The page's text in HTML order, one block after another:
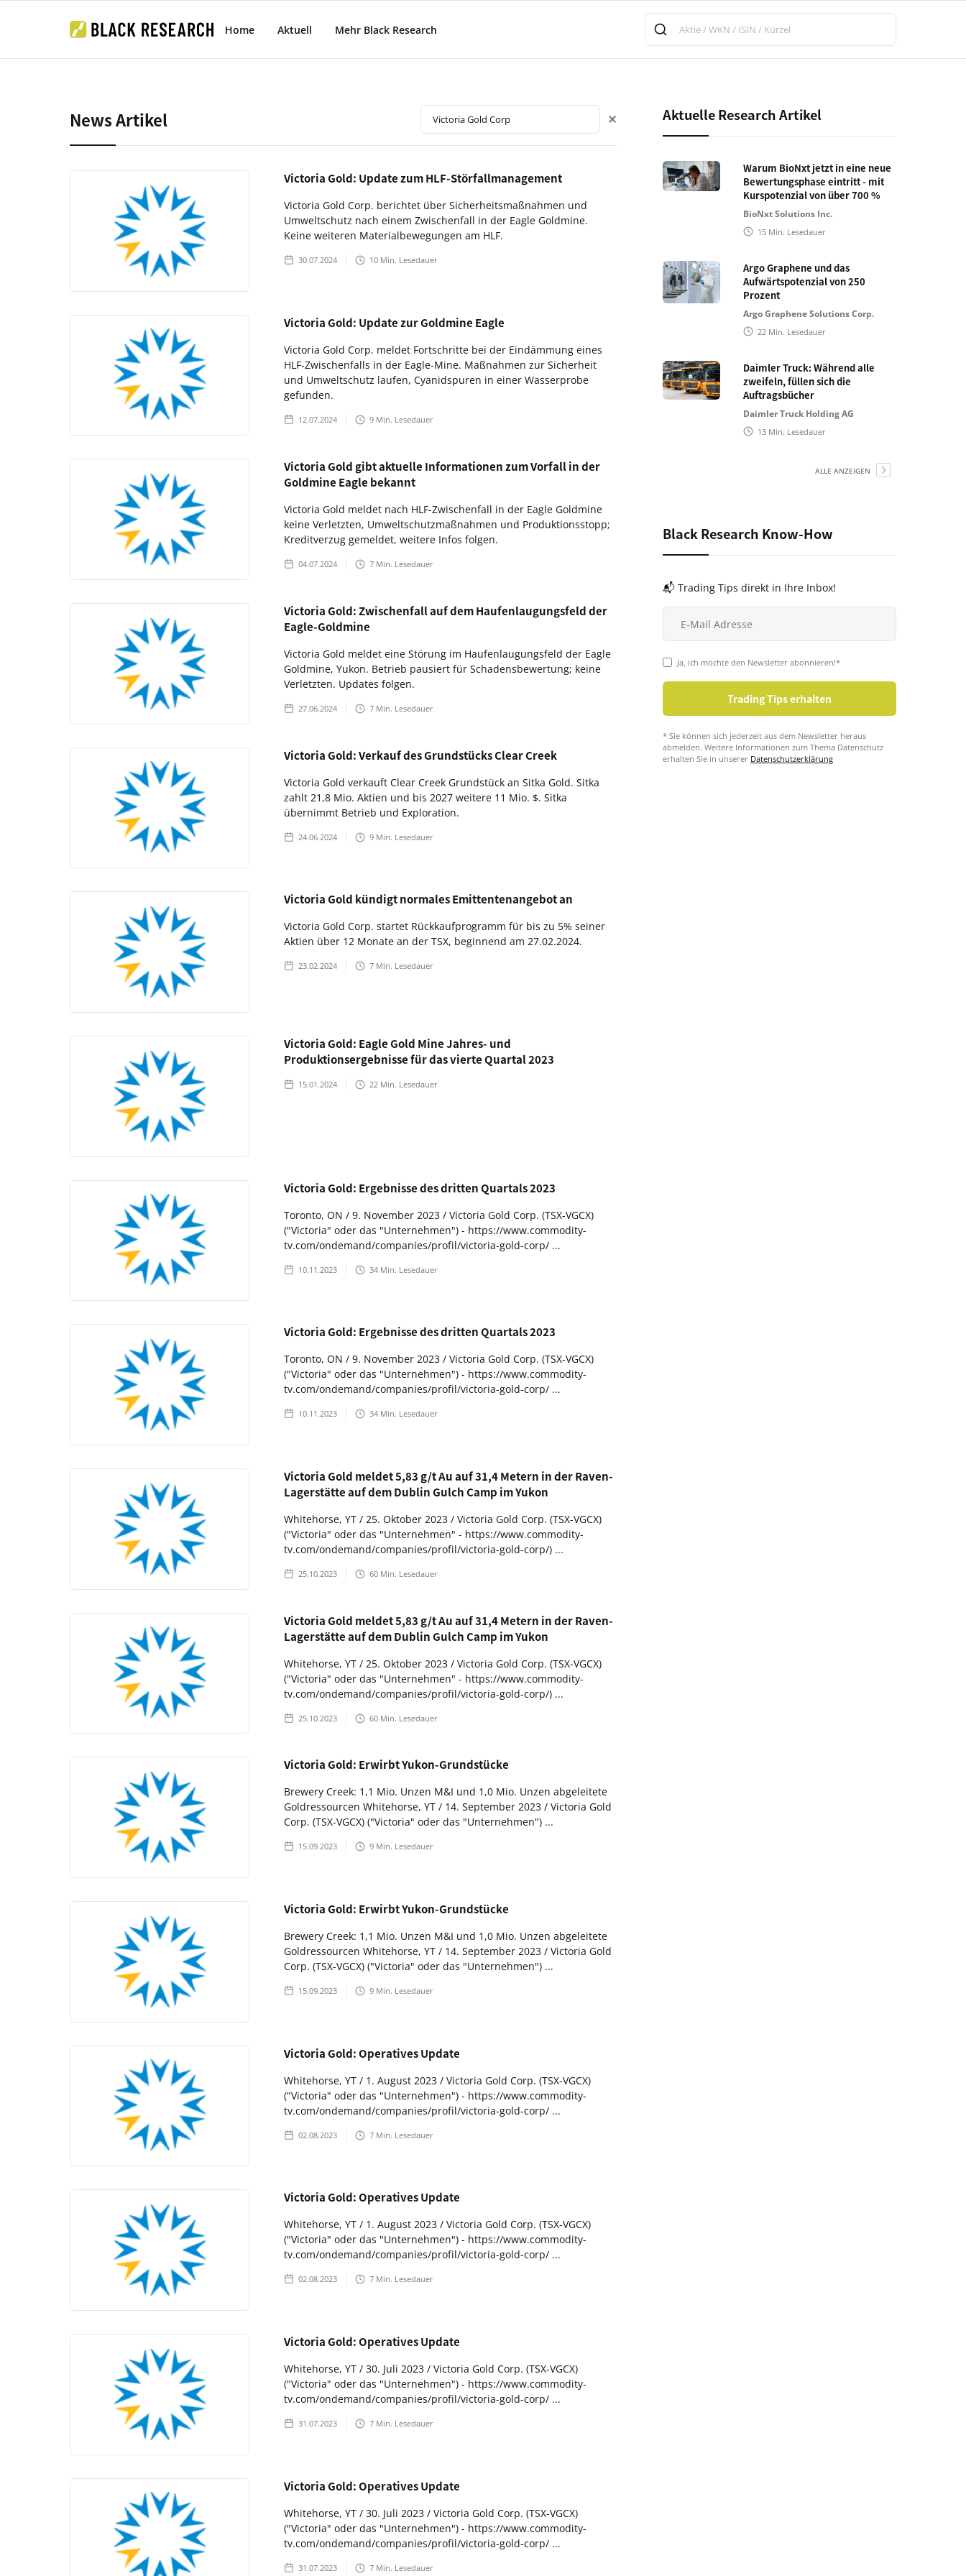
Home Aktuell Mehr Black Research
News Artikel ✕
Victoria Gold: Update zum HLF-Störfallmanagement
Victoria Gold Corp. berichtet über Sicherheitsmaßnahmen und
Umweltschutz nach einem Zwischenfall in der Eagle Goldmine.
Keine weiteren Materialbewegungen am HLF.
30.07.2024 10 Min. Lesedauer
Victoria Gold: Update zur Goldmine Eagle
Victoria Gold Corp. meldet Fortschritte bei der Eindämmung eines
HLF-Zwischenfalls in der Eagle-Mine. Maßnahmen zur Sicherheit
und Umweltschutz laufen, Cyanidspuren in einer Wasserprobe
gefunden.
12.07.2024 9 Min. Lesedauer
Victoria Gold gibt aktuelle Informationen zum Vorfall in der
Goldmine Eagle bekannt
Victoria Gold meldet nach HLF-Zwischenfall in der Eagle Goldmine
keine Verletzten, Umweltschutzmaßnahmen und Produktionsstopp;
Kreditverzug gemeldet, weitere Infos folgen.
04.07.2024 7 Min. Lesedauer
Victoria Gold: Zwischenfall auf dem Haufenlaugungsfeld der
Eagle-Goldmine
Victoria Gold meldet eine Störung im Haufenlaugungsfeld der Eagle
Goldmine, Yukon. Betrieb pausiert für Schadensbewertung; keine
Verletzten. Updates folgen.
27.06.2024 7 Min. Lesedauer
Victoria Gold: Verkauf des Grundstücks Clear Creek
Victoria Gold verkauft Clear Creek Grundstück an Sitka Gold. Sitka
zahlt 21,8 Mio. Aktien und bis 2027 weitere 11 Mio. $. Sitka
übernimmt Betrieb und Exploration.
24.06.2024 9 Min. Lesedauer
Victoria Gold kündigt normales Emittentenangebot an
Victoria Gold Corp. startet Rückkaufprogramm für bis zu 5% seiner
Aktien über 12 Monate an der TSX, beginnend am 27.02.2024.
23.02.2024 7 Min. Lesedauer
Victoria Gold: Eagle Gold Mine Jahres- und
Produktionsergebnisse für das vierte Quartal 2023
15.01.2024 22 Min. Lesedauer
Victoria Gold: Ergebnisse des dritten Quartals 2023
Toronto, ON / 9. November 2023 / Victoria Gold Corp. (TSX-VGCX)
("Victoria" oder das "Unternehmen") - https://www.commodity-
tv.com/ondemand/companies/profil/victoria-gold-corp/ ...
10.11.2023 34 Min. Lesedauer
Victoria Gold: Ergebnisse des dritten Quartals 2023
Toronto, ON / 9. November 2023 / Victoria Gold Corp. (TSX-VGCX)
("Victoria" oder das "Unternehmen") - https://www.commodity-
tv.com/ondemand/companies/profil/victoria-gold-corp/ ...
10.11.2023 34 Min. Lesedauer
Victoria Gold meldet 5,83 g/t Au auf 31,4 Metern in der Raven-
Lagerstätte auf dem Dublin Gulch Camp im Yukon
Whitehorse, YT / 25. Oktober 2023 / Victoria Gold Corp. (TSX-VGCX)
("Victoria" oder das "Unternehmen" - https://www.commodity-
tv.com/ondemand/companies/profil/victoria-gold-corp/) ...
25.10.2023 60 Min. Lesedauer
Victoria Gold meldet 5,83 g/t Au auf 31,4 Metern in der Raven-
Lagerstätte auf dem Dublin Gulch Camp im Yukon
Whitehorse, YT / 25. Oktober 2023 / Victoria Gold Corp. (TSX-VGCX)
("Victoria" oder das "Unternehmen" - https://www.commodity-
tv.com/ondemand/companies/profil/victoria-gold-corp/) ...
25.10.2023 60 Min. Lesedauer
Victoria Gold: Erwirbt Yukon-Grundstücke
Brewery Creek: 1,1 Mio. Unzen M&I und 1,0 Mio. Unzen abgeleitete
Goldressourcen Whitehorse, YT / 14. September 2023 / Victoria Gold
Corp. (TSX-VGCX) ("Victoria" oder das "Unternehmen") ...
15.09.2023 9 Min. Lesedauer
Victoria Gold: Erwirbt Yukon-Grundstücke
Brewery Creek: 1,1 Mio. Unzen M&I und 1,0 Mio. Unzen abgeleitete
Goldressourcen Whitehorse, YT / 14. September 2023 / Victoria Gold
Corp. (TSX-VGCX) ("Victoria" oder das "Unternehmen") ...
15.09.2023 9 Min. Lesedauer
Victoria Gold: Operatives Update
Whitehorse, YT / 1. August 2023 / Victoria Gold Corp. (TSX-VGCX)
("Victoria" oder das "Unternehmen") - https://www.commodity-
tv.com/ondemand/companies/profil/victoria-gold-corp/ ...
02.08.2023 7 Min. Lesedauer
Victoria Gold: Operatives Update
Whitehorse, YT / 1. August 2023 / Victoria Gold Corp. (TSX-VGCX)
("Victoria" oder das "Unternehmen") - https://www.commodity-
tv.com/ondemand/companies/profil/victoria-gold-corp/ ...
02.08.2023 7 Min. Lesedauer
Victoria Gold: Operatives Update
Whitehorse, YT / 30. Juli 2023 / Victoria Gold Corp. (TSX-VGCX)
("Victoria" oder das "Unternehmen") - https://www.commodity-
tv.com/ondemand/companies/profil/victoria-gold-corp/ ...
31.07.2023 7 Min. Lesedauer
Victoria Gold: Operatives Update
Whitehorse, YT / 30. Juli 2023 / Victoria Gold Corp. (TSX-VGCX)
("Victoria" oder das "Unternehmen") - https://www.commodity-
tv.com/ondemand/companies/profil/victoria-gold-corp/ ...
31.07.2023 7 Min. Lesedauer
Aktuelle Research Artikel
Warum BioNxt jetzt in eine neue
Bewertungsphase eintritt - mit
Kurspotenzial von über 700 %
BioNxt Solutions Inc.
15 Min. Lesedauer
Argo Graphene und das
Aufwärtspotenzial von 250
Prozent
Argo Graphene Solutions Corp.
22 Min. Lesedauer
Daimler Truck: Während alle
zweifeln, füllen sich die
Auftragsbücher
Daimler Truck Holding AG
13 Min. Lesedauer
ALLE ANZEIGEN
Black Research Know-How
📬 Trading Tips direkt in Ihre Inbox!
Ja, ich möchte den Newsletter abonnieren!*
* Sie können sich jederzeit aus dem Newsletter heraus
abmelden. Weitere Informationen zum Thema Datenschutz
erhalten Sie in unserer Datenschutzerklärung